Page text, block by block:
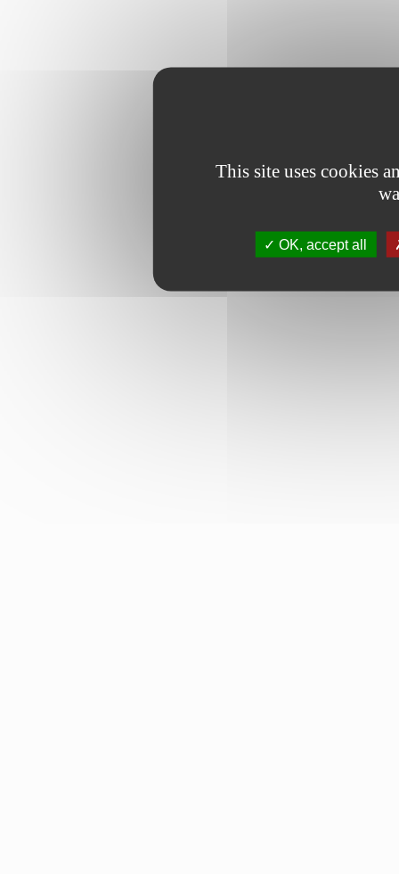
This site uses cookies
OK, accept all